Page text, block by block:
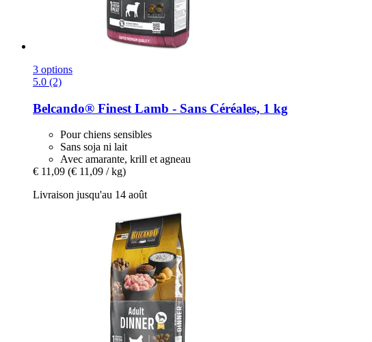
3 options
5.0 (2)
Belcando® Finest Lamb -​ Sans Céréales, 1 kg
Pour chiens sensibles
Sans soja ni lait
Avec amarante, krill et agneau
€ 11,09 (€ 11,09 / kg)
Livraison jusqu'au 14 août